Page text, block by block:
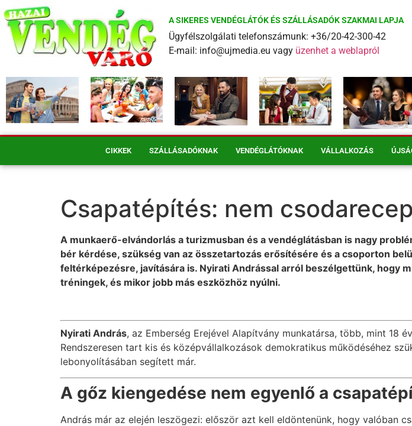
A SIKERES VENDÉGLÁTÓK ÉS SZÁLLÁSADÓK SZAKMAI LAPJA
Ügyfélszolgálati telefonszámunk: +36/20-42-300-42
E-mail: info@ujmedia.eu vagy üzenhet a weblapról
CIKKEK SZÁLLÁSADÓKNAK VENDÉGLÁTÓKNAK VÁLLALKOZÁS
Csapatépítés: nem
A munkaerő-elvándorlás a turizmusban és a vendéglátásban is nagy
bér kérdése, szükség van az összetartozás erősítésére és a csoporton
feltérképezésre, javítására is. Nyirati Andrással arról beszélgettünk, hogy
tréningek, és mikor jobb más eszközhöz nyúlni.
Nyirati András, az Emberség Erejével Alapítvány munkatársa, több, mint 18
Rendszeresen tart kis és középvállalkozások demokratikus működéséhez
lebonyolításában segített már.
A gőz kiengedése nem egyenlő a
András már az elején leszögezi: először azt kell eldöntenünk, hogy valóban